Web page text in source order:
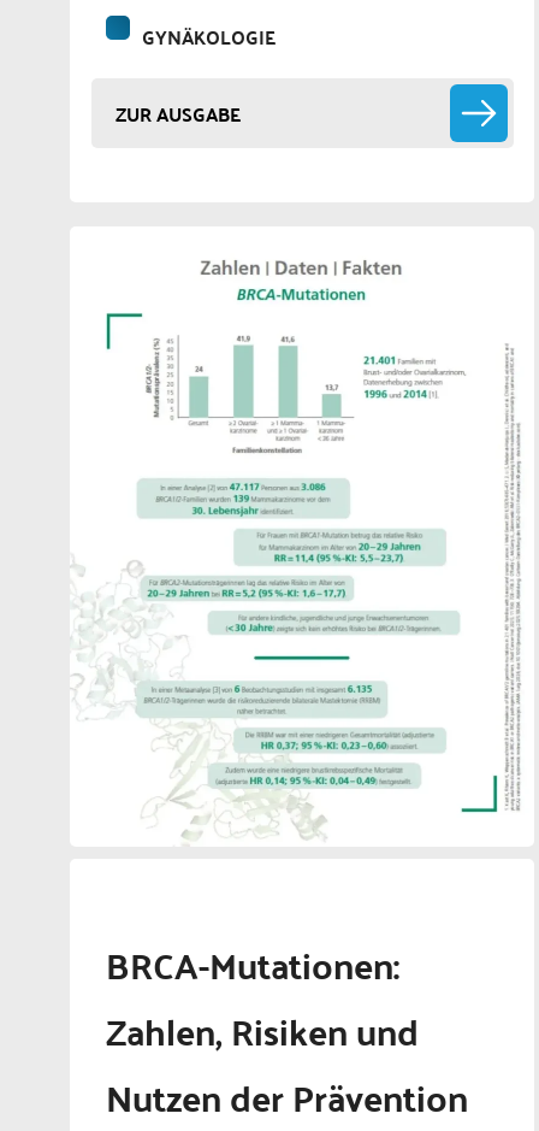
GYNÄKOLOGIE
ZUR AUSGABE
BRCA-Mutationen:
Zahlen, Risiken und
Nutzen der Prävention